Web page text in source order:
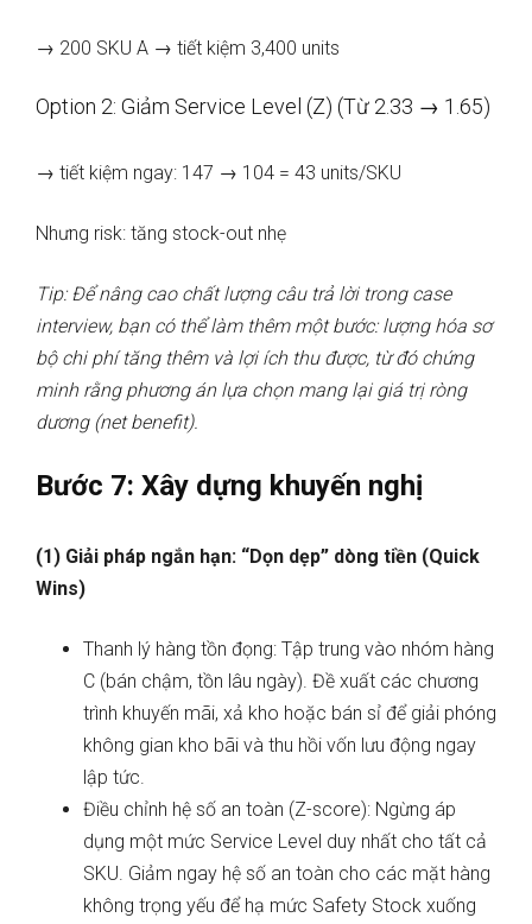
→ 200 SKU A → tiết kiệm 3,400 units
Option 2: Giảm Service Level (Z) (Từ 2.33 → 1.65)
→ tiết kiệm ngay: 147 → 104 = 43 units/SKU
Nhưng risk: tăng stock-out nhẹ
Tip: Để nâng cao chất lượng câu trả lời trong case
interview, bạn có thể làm thêm một bước: lượng hóa sơ
bộ chi phí tăng thêm và lợi ích thu được, từ đó chứng
minh rằng phương án lựa chọn mang lại giá trị ròng
dương (net benefit).
Bước 7: Xây dựng khuyến nghị
(1) Giải pháp ngắn hạn: “Dọn dẹp” dòng tiền (Quick
Wins)
Thanh lý hàng tồn đọng: Tập trung vào nhóm hàng
C (bán chậm, tồn lâu ngày). Đề xuất các chương
trình khuyến mãi, xả kho hoặc bán sỉ để giải phóng
không gian kho bãi và thu hồi vốn lưu động ngay
lập tức.
Điều chỉnh hệ số an toàn (Z-score): Ngừng áp
dụng một mức Service Level duy nhất cho tất cả
SKU. Giảm ngay hệ số an toàn cho các mặt hàng
không trọng yếu để hạ mức Safety Stock xuống